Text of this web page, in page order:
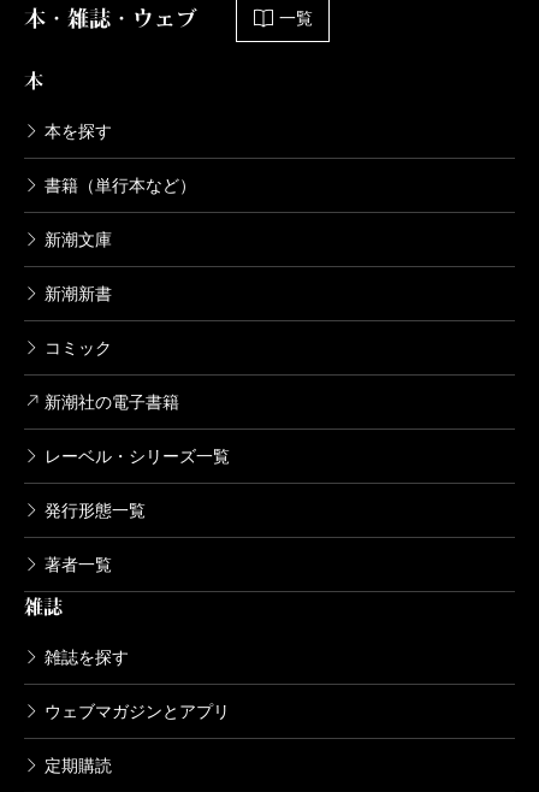
本・雑誌・ウェブ 一覧
本
本を探す
書籍（単行本など）
新潮文庫
新潮新書
コミック
新潮社の電子書籍
レーベル・シリーズ一覧
発行形態一覧
著者一覧
雑誌
雑誌を探す
ウェブマガジンとアプリ
定期購読